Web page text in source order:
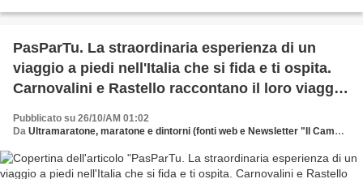
PasParTu. La straordinaria esperienza di un
viaggio a piedi nell'Italia che si fida e ti ospita.
Carnovalini e Rastello raccontano il loro viaggio
tempo
Pubblicato su 26/10/AM 01:02
Da Ultramaratone, maratone e dintorni (fonti web e Newsletter "Il Cammino" de "La Compagnia dei Cammini")